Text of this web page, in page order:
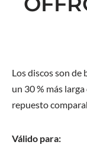
Los discos son
un 30 % más
repuesto
Válido para: